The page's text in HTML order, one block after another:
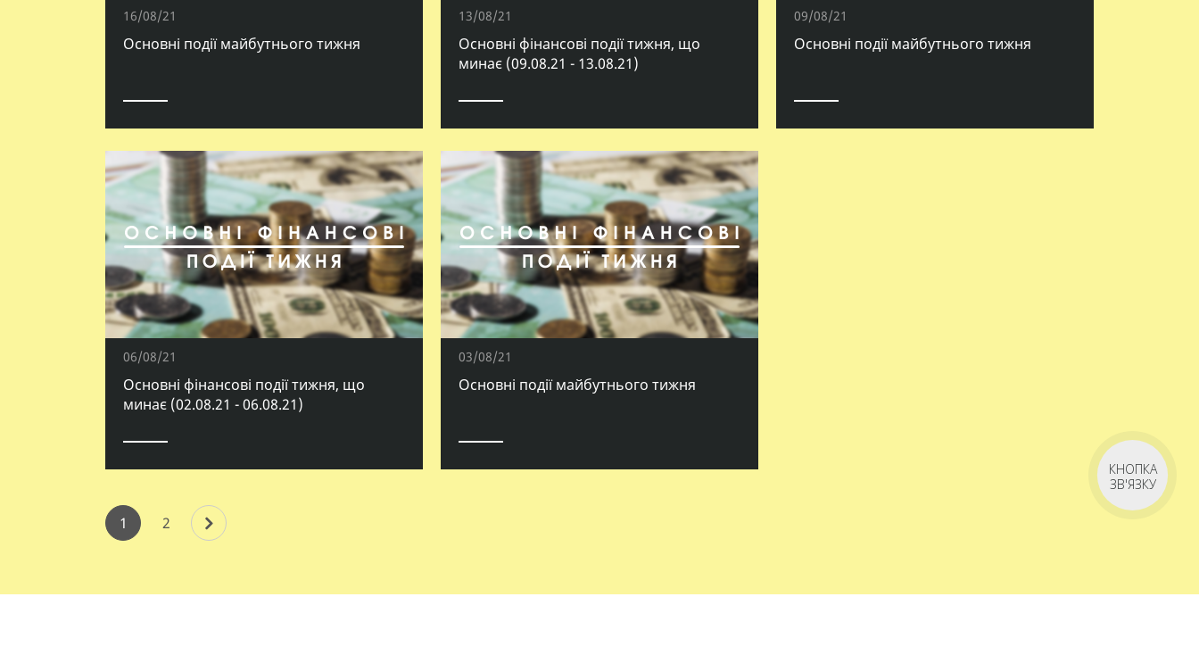
16/08/21
Основні події майбутнього тижня
13/08/21
Основні фінансові події тижня, що
минає (09.08.21 - 13.08.21)
09/08/21
Основні події майбутнього тижня
06/08/21
Основні фінансові події тижня, що
минає (02.08.21 - 06.08.21)
03/08/21
Основні події майбутнього тижня
1 2
КНОПКА
ЗВ'ЯЗКУ